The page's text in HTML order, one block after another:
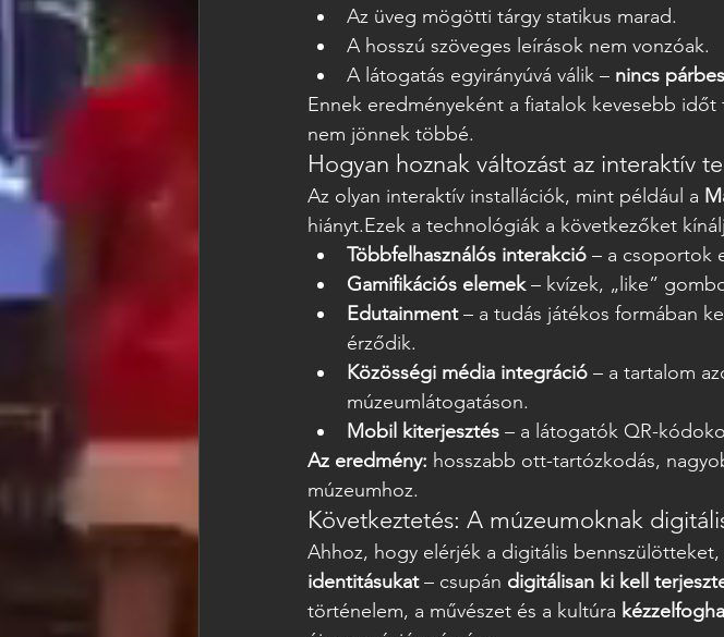
Az üveg mögötti tárgy statikus marad.
A hosszú szöveges leírások nem vonzóak.
A látogatás egyirányúvá válik – nincs
Ennek eredményeként a fiatalok kevesebb
nem jönnek többé.
Hogyan hoznak változást az interaktív
Az olyan interaktív installációk, mint például a
hiányt.Ezek a technológiák a következőket
Többfelhasználós interakció – a csoportok
Gamifikációs elemek – kvízek, „like”
Edutainment – a tudás játékos formában
érződik.
Közösségi média integráció – a tartalom
múzeumlátogatáson.
Mobil kiterjesztés – a látogatók QR-
Az eredmény: hosszabb ott-tartózkodás,
múzeumhoz.
Következtetés: A múzeumoknak
Ahhoz, hogy elérjék a digitális
identitásukat – csupán digitálisan ki kell
történelem, a művészet és a kultúra